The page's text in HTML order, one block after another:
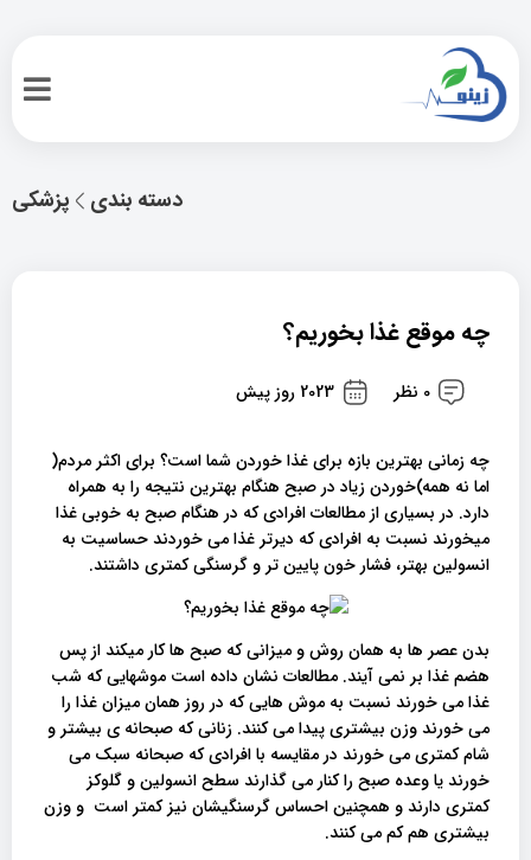
پزشکی دسته بندی
چه موقع غذا بخوریم؟
0 نظر 2023 روز پیش
چه زمانی بهترین بازه برای غذا خوردن شما است؟ برای اکثر مردم(
اما نه همه)خوردن زیاد در صبح هنگام بهترین نتیجه را به همراه
دارد. در بسیاری از مطالعات افرادی که در هنگام صبح به خوبی غذا
میخورند نسبت به افرادی که دیرتر غذا می خوردند حساسیت به
انسولین بهتر، فشار خون پایین تر و گرسنگی کمتری داشتند.
بدن عصر ها به همان روش و میزانی که صبح ها کار میکند از پس
هضم غذا بر نمی آیند. مطالعات نشان داده است موشهایی که شب
غذا می خورند نسبت به موش هایی که در روز همان میزان غذا را
می خورند وزن بیشتری پیدا می کنند. زنانی که صبحانه ی بیشتر و
شام کمتری می خورند در مقایسه با افرادی که صبحانه سبک می
خورند یا وعده صبح را کنار می گذارند سطح انسولین و گلوکز
کمتری دارند و همچنین احساس گرسنگیشان نیز کمتر است و وزن
بیشتری هم کم می کنند.